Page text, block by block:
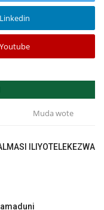
Linkedin
Youtube
Muda wote
ILIYOTELEKEZWA